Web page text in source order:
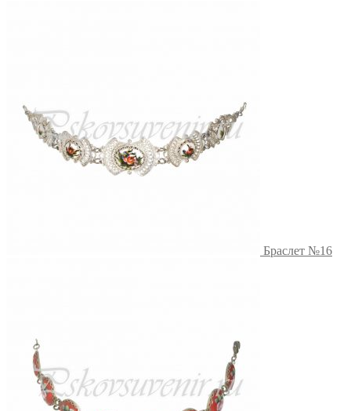
Браслет №16